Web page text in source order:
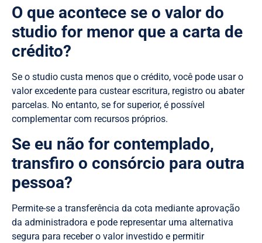
O que acontece se o valor do
studio for menor que a carta de
crédito?
Se o studio custa menos que o crédito, você pode usar o
valor excedente para custear escritura, registro ou abater
parcelas. No entanto, se for superior, é possível
complementar com recursos próprios.
Se eu não for contemplado,
transfiro o consórcio para outra
pessoa?
Permite-se a transferência da cota mediante aprovação
da administradora e pode representar uma alternativa
segura para receber o valor investido e permitir